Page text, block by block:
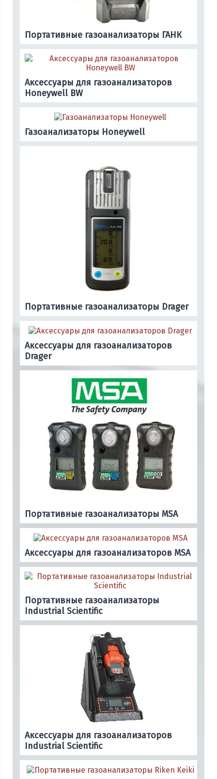
Портативные газоанализаторы ГАНК
Аксессуары для газоанализаторов
Honeywell BW
Газоанализаторы Honeywell
Портативные газоанализаторы Drager
Аксессуары для газоанализаторов
Drager
Портативные газоанализаторы MSA
Аксессуары для газоанализаторов MSA
Портативные газоанализаторы
Industrial Scientific
Аксессуары для газоанализаторов
Industrial Scientific